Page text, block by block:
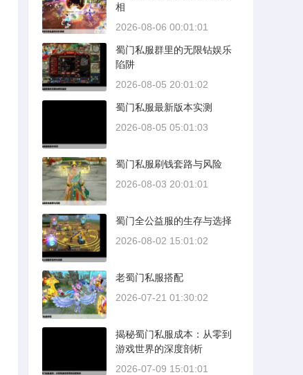
相
2026-08-06 00:01:01
蜀门私服群里的无限钻娱乐
陷阱
2026-08-05 20:01:02
蜀门私服最新版本实测
2026-08-05 05:01:03
蜀门私服刷钱套路与风险
2026-08-03 20:01:01
蜀门全公益服的生存与选择
2026-08-02 15:01:02
老蜀门私服搭配
2026-07-21 01:30:02
揭秘蜀门私服成本：从零到
游戏世界的深度剖析
2026-07-09 15:01:01